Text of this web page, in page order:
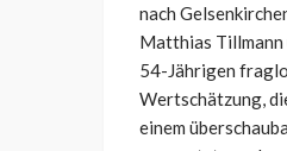
nach
Matthias Tillmann
54-Jährigen
Wertschätzung,
einem